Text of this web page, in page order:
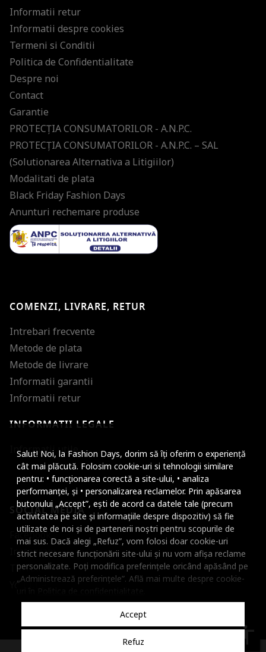
Salut! Noi, la Fashion Days, dorim să îți oferim o experiență
cât mai plăcută. Folosim cookie-uri si tehnologii similare
pentru: • funcționarea corectă a site-ului, • analiza
performanței, și • personalizarea reclamelor. Prin apăsarea
butonului „Accept”, ești de acord ca datele tale (precum
activitatea pe site și informațiile despre dispozitiv) să fie
utilizate de noi și de partenerii noștri pentru scopurile de
mai sus. Dacă alegi „Refuz”, vom folosi doar cookie-uri
strict necesare funcționării site-ului și nu vom afișa reclame
personalizate. Poți modifica preferințele oricând apăsând pe
„Administrează preferințele”. Află mai multe despre cookie-
Accept
Refuz
Informatii retur
Informatii despre cookies
Termeni si Conditii
Politica de Confidentialitate
Despre noi
Contact
Garantie
PROTECŢIA CONSUMATORILOR - A.N.P.C.
PROTECŢIA CONSUMATORILOR - A.N.P.C. – SAL
(Solutionarea Alternativa a Litigiilor)
Modalitati de plata
Black Friday Fashion Days
Anunturi rechemare produse
COMENZI, LIVRARE, RETUR
Intrebari frecvente
Metode de plata
Metode de livrare
Informatii garantii
Informatii retur
INFORMATII LEGALE
Informatii utile
SOCIAL MEDIA
Facebook
Instagram
TikTok
Youtube
accessibility
Micsoreaza
Mareste spatierea
Micsoreaza
Mareste inaltimea
Micsoreaza
Inverseaza culorile
Nuante de gri
Cursor mare